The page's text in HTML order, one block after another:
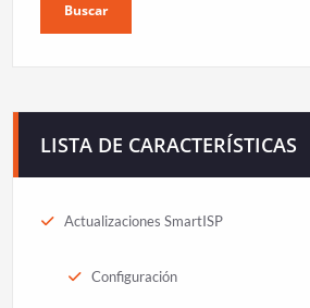
Buscar
LISTA DE CARACTERÍSTICAS
Actualizaciones SmartISP
Configuración